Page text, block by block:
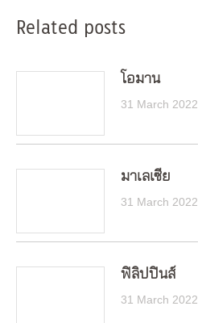
Related posts
โอมาน
31 March 2022
มาเลเซีย
31 March 2022
ฟิลิปปินส์
31 March 2022